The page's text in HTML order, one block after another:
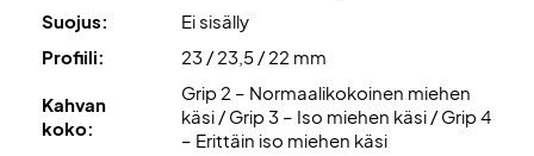
Toimitetaan ilman suojapussia!
Suojus:
Ei sisälly
Profiili:
23 / 23,5 / 22 mm
Kahvan
koko:
Grip 2 – Normaalikokoinen miehen
käsi / Grip 3 – Iso miehen käsi / Grip 4
– Erittäin iso miehen käsi